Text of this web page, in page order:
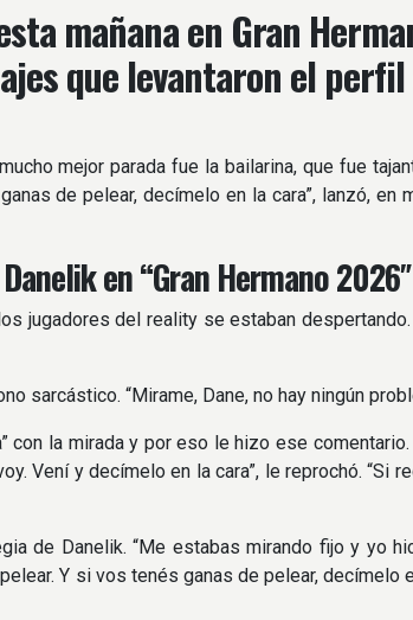
mañana en Gran
que levantaron el
mejor parada fue la bailarina, que fue
de pelear, decímelo en la cara”, lanzó, en
en “Gran Hermano 2026″
jugadores del reality se estaban
sarcástico. “Mirame, Dane, no hay ningún
con la mirada y por eso le hizo ese
Vení y decímelo en la cara”, le reprochó. “Si
de Danelik. “Me estabas mirando fijo y yo
Y si vos tenés ganas de pelear, decímelo